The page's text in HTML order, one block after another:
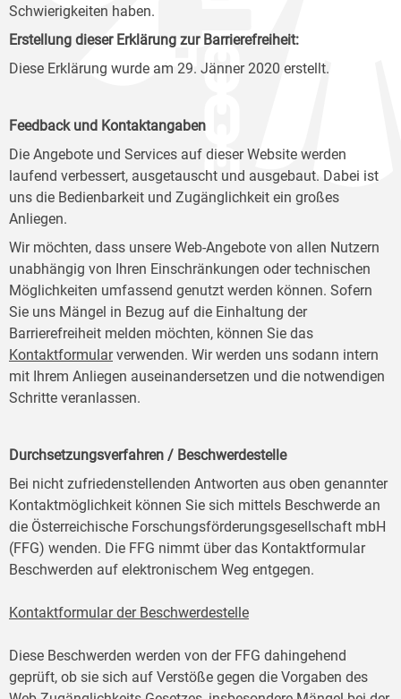
Schwierigkeiten haben.
Erstellung dieser Erklärung zur Barrierefreiheit:
Diese Erklärung wurde am 29. Jänner 2020 erstellt.
Feedback und Kontaktangaben
Die Angebote und Services auf dieser Website werden
laufend verbessert, ausgetauscht und ausgebaut. Dabei ist
uns die Bedienbarkeit und Zugänglichkeit ein großes
Anliegen.
Wir möchten, dass unsere Web-Angebote von allen Nutzern
unabhängig von Ihren Einschränkungen oder technischen
Möglichkeiten umfassend genutzt werden können. Sofern
Sie uns Mängel in Bezug auf die Einhaltung der
Barrierefreiheit melden möchten, können Sie das
Kontaktformularverwenden. Wir werden uns sodann intern
mit Ihrem Anliegen auseinandersetzen und die notwendigen
Schritte veranlassen.
Durchsetzungsverfahren / Beschwerdestelle
Bei nicht zufriedenstellenden Antworten aus oben genannter
Kontaktmöglichkeit können Sie sich mittels Beschwerde an
die Österreichische Forschungsförderungsgesellschaft mbH
(FFG) wenden. Die FFG nimmt über das Kontaktformular
Beschwerden auf elektronischem Weg entgegen.
Kontaktformular der Beschwerdestelle
Diese Beschwerden werden von der FFG dahingehend
geprüft, ob sie sich auf Verstöße gegen die Vorgaben des